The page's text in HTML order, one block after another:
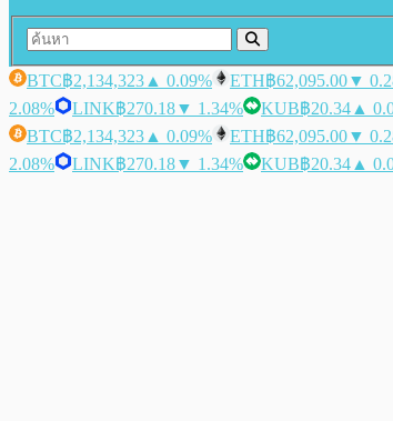
BTC฿2,134,323 ▲ 0.09% ETH฿62,095.00▼
2.08%
LINK฿270.18▼ 1.34% KUB฿20.34 ▲
BTC฿2,134,323 ▲ 0.09% ETH฿62,095.00▼
2.08%
LINK฿270.18▼ 1.34% KUB฿20.34 ▲